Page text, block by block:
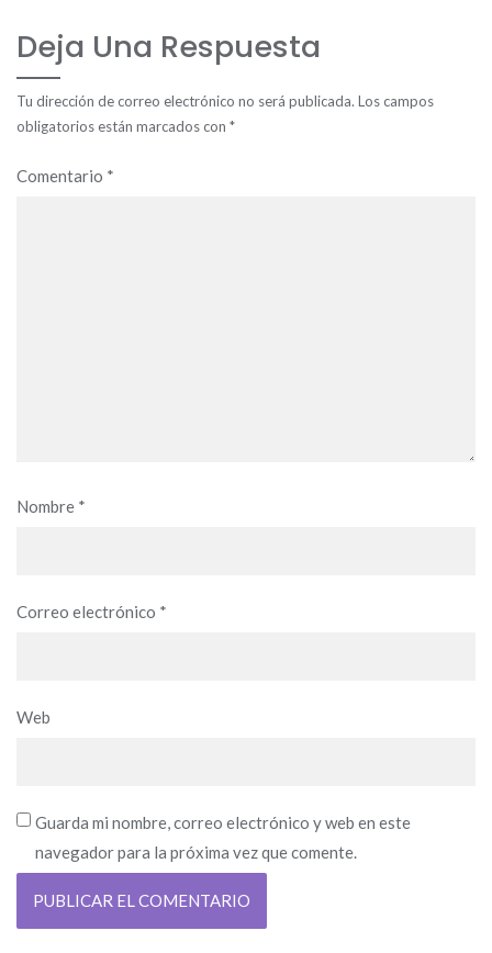
Deja Una Respuesta
Tu dirección de correo electrónico no será publicada. Los campos
obligatorios están marcados con *
Comentario *
Nombre *
Correo electrónico *
Web
Guarda mi nombre, correo electrónico y web en este
navegador para la próxima vez que comente.